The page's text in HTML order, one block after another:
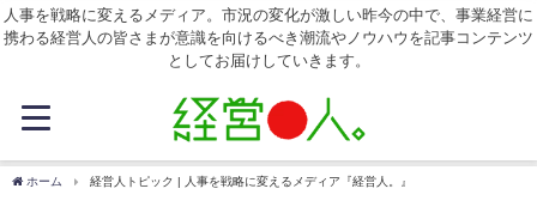
人事を戦略に変えるメディア。市況の変化が激しい昨今の中で、事業経営に
携わる経営人の皆さまが意識を向けるべき潮流やノウハウを記事コンテンツ
としてお届けしていきます。
ホーム 経営人トピック | 人事を戦略に変えるメディア『経営人。』